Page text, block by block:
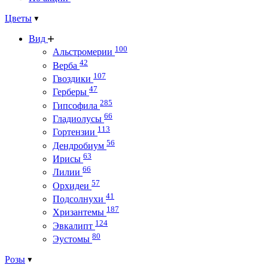
Цветы
Вид
Альстромерии 100
Верба 42
Гвоздики 107
Герберы 47
Гипсофила 285
Гладиолусы 66
Гортензии 113
Дендробиум 56
Ирисы 63
Лилии 66
Орхидеи 57
Подсолнухи 41
Хризантемы 187
Эвкалипт 124
Эустомы 80
Розы